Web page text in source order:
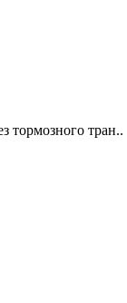
тормозного тран..